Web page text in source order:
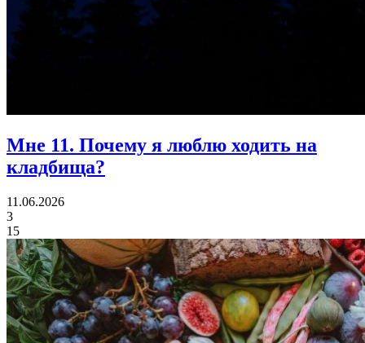
Мне 11. Почему я люблю ходить на
кладбища?
11.06.2026
3
15